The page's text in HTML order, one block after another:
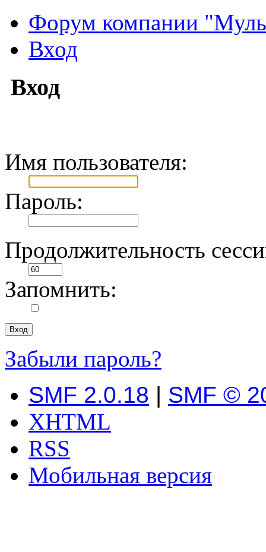
Форум компании
Вход
Вход
Имя пользователя:
Пароль:
Продолжительность
Запомнить:
Забыли пароль?
SMF 2.0.18 | SMF ©
XHTML
RSS
Мобильная версия